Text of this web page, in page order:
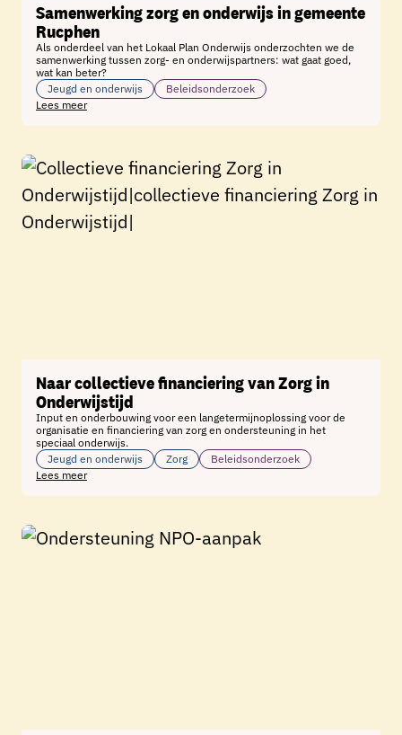
Samenwerking zorg en onderwijs in gemeente
Rucphen
Als onderdeel van het Lokaal Plan Onderwijs onderzochten we de
samenwerking tussen zorg- en onderwijspartners: wat gaat goed,
wat kan beter?
Jeugd en onderwijs
Beleidsonderzoek
Lees meer
Naar collectieve financiering van Zorg in
Onderwijstijd
Input en onderbouwing voor een langetermijnoplossing voor de
organisatie en financiering van zorg en ondersteuning in het
speciaal onderwijs.
Jeugd en onderwijs
Zorg
Beleidsonderzoek
Lees meer